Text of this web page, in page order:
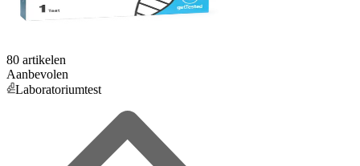
80 artikelen
Aanbevolen
Laboratoriumtest